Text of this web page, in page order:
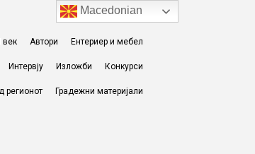
век Автори Ентериер и мебел
Интервју Изложби Конкурси
регионот Градежни материјали
Macedonian